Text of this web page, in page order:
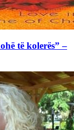
të kolerës” –